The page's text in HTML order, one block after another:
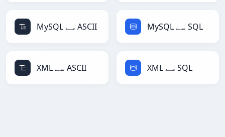
MySQL سے ASCII MySQL سے SQL
XML سے ASCII XML سے SQL